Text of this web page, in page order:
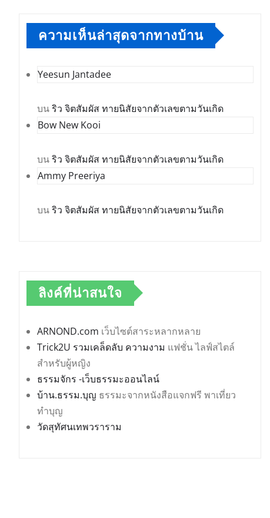
ความเห็นล่าสุดจากทางบ้าน
Yeesun Jantadee
บนริว จิตสัมผัส ทายนิสัยจากตัวเลขตามวันเกิด
Bow New Kooi
บนริว จิตสัมผัส ทายนิสัยจากตัวเลขตามวันเกิด
Ammy Preeriya
บนริว จิตสัมผัส ทายนิสัยจากตัวเลขตามวันเกิด
ลิงค์ที่น่าสนใจ
ARNOND.com เว็บไซต์สาระหลากหลาย
Trick2U รวมเคล็ดลับ ความงาม แฟชั่น ไลฟ์สไตล์
สำหรับผู้หญิง
ธรรมจักร -เว็บธรรมะออนไลน์
บ้าน.ธรรม.บุญ ธรรมะจากหนังสือแจกฟรี พาเที่ยว
ทำบุญ
วัดสุทัศนเทพวราราม